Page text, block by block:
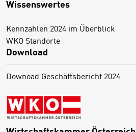
Wissenswertes
Kennzahlen 2024 im Überblick
WKO Standorte
Download
Downoad Geschäftsbericht 2024